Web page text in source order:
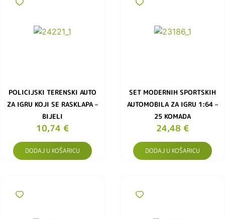
POLICIJSKI TERENSKI AUTO
ZA IGRU KOJI SE RASKLAPA –
BIJELI
10,74 €
DODAJ U KOŠARICU
SET MODERNIH SPORTSKIH
AUTOMOBILA ZA IGRU 1:64 –
25 KOMADA
24,48 €
DODAJ U KOŠARICU